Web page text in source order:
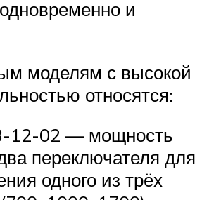
и
моделям с высокой
относятся:
12-02 — мощность
переключателя для
одного из трёх